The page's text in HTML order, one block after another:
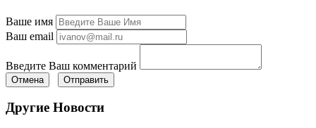
Ваше имя
Ваш email
Введите Ваш комментарий
Отмена Отправить
Другие Новости